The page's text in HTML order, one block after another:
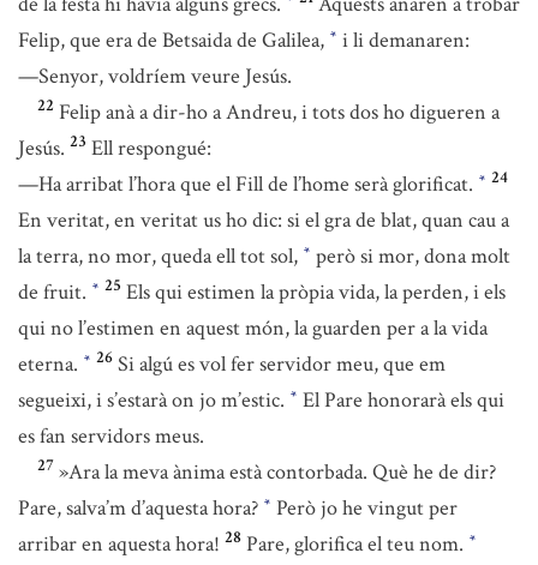
Felip, que era de Betsaida de Galilea, * i li demanaren:
—Senyor, voldríem veure Jesús.
22 Felip anà a dir-ho a Andreu, i tots dos ho digueren a
Jesús. 23 Ell respongué:
—Ha arribat l’hora que el Fill de l’home serà glorificat. * 24
En veritat, en veritat us ho dic: si el gra de blat, quan cau a
la terra, no mor, queda ell tot sol, * però si mor, dona molt
de fruit. * 25 Els qui estimen la pròpia vida, la perden, i els
qui no l’estimen en aquest món, la guarden per a la vida
eterna. * 26 Si algú es vol fer servidor meu, que em
segueixi, i s’estarà on jo m’estic. * El Pare honorarà els qui
es fan servidors meus.
27 »Ara la meva ànima està contorbada. Què he de dir?
Pare, salva’m d’aquesta hora? * Però jo he vingut per
arribar en aquesta hora! 28 Pare, glorifica el teu nom. *